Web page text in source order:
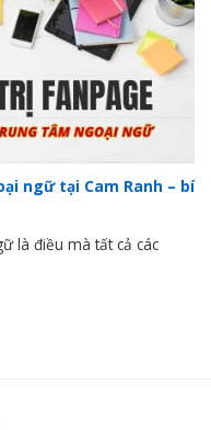
ngữ tại Cam Ranh – bí
là điều mà tất cả các